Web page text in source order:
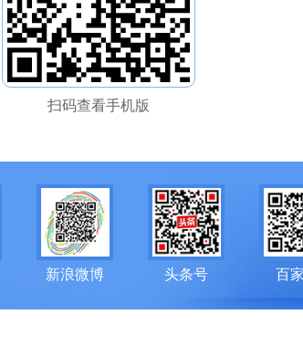
扫码查看手机版
新浪微博 头条号 百